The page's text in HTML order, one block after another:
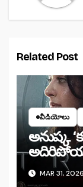
Related Post
వీడియోలు
అనుష్క
MAR 31, 2026